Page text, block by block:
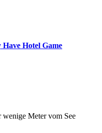
Hotel Game
Meter vom See